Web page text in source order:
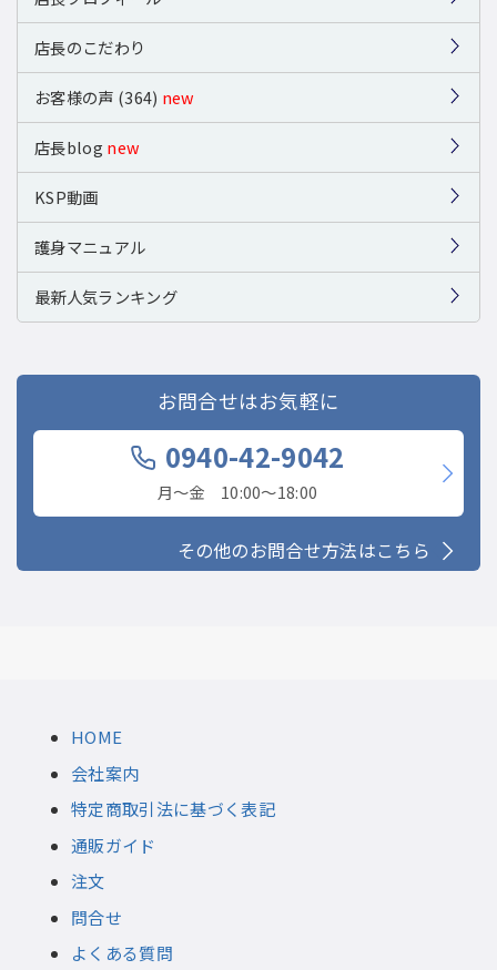
店長のこだわり
お客様の声 (364) new
店長blog new
KSP動画
護身マニュアル
最新人気ランキング
お問合せはお気軽に
0940-42-9042
月〜金 10:00〜18:00
その他のお問合せ方法はこちら
HOME
会社案内
特定商取引法に基づく表記
通販ガイド
注文
問合せ
よくある質問